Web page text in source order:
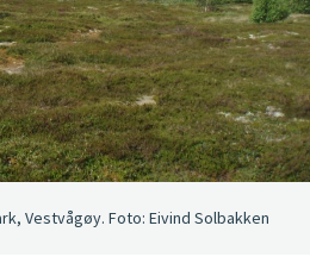
Vestvågøy. Foto: Eivind Solbakken